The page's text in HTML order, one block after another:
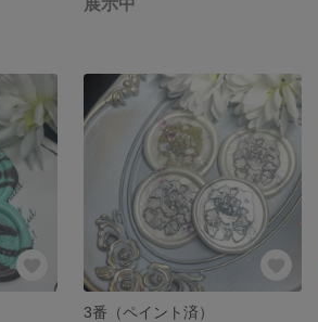
展示中
3番（ペイント済）